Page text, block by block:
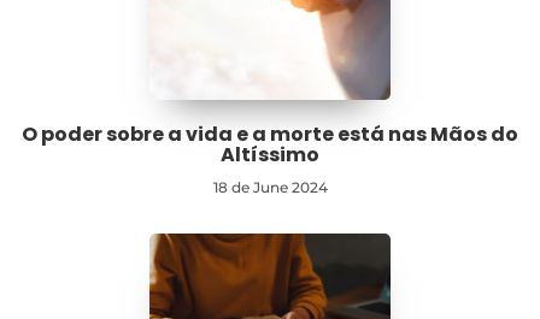
O poder sobre a vida e a morte está nas Mãos do
Altíssimo
18 de June 2024